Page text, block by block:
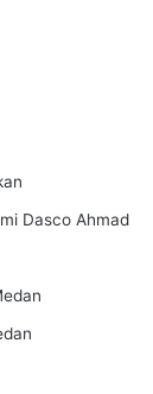
Dasco Ahmad